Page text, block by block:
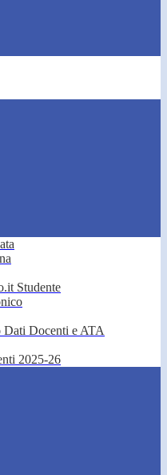
Studente
Dati Docenti e ATA
2025-26